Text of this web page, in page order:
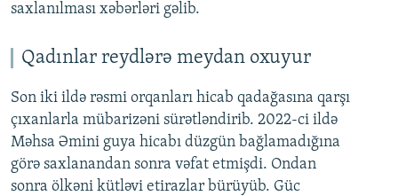
saxlanılması xəbərləri gəlib.
Qadınlar reydlərə meydan oxuyur
Son iki ildə rəsmi orqanları hicab qadağasına qarşı
çıxanlarla mübarizəni sürətləndirib. 2022-ci ildə
Məhsa Əmini guya hicabı düzgün bağlamadığına
görə saxlanandan sonra vəfat etmişdi. Ondan
sonra ölkəni kütləvi etirazlar bürüyüb. Güc